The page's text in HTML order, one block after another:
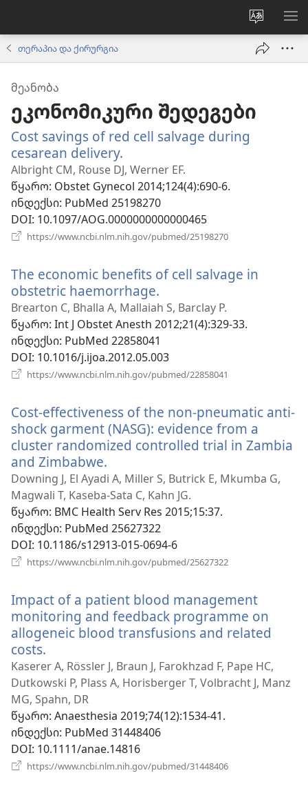
ენის
შეცვლა
თერაპია და ქირურგია
ᲛᲔᲐᲜᲝᲑᲐ
ეკონომიკური შედეგები
Cost savings of red cell salvage during
cesarean delivery.
ახალი
ფანჯარა)
Albright CM, Rouse DJ, Werner EF.
წყარო‎: Obstet Gynecol 2014;124(4):690-6.
ინდექსი‎: PubMed 25198270
DOI‎: 10.1097/AOG.0000000000000465
https://www.ncbi.nlm.nih.gov/pubmed/25198270
The economic benefits of cell salvage in
obstetric haemorrhage.
ახალი
ფანჯარა)
Brearton C, Bhalla A, Mallaiah S, Barclay P.
წყარო‎: Int J Obstet Anesth 2012;21(4):329-33.
ინდექსი‎: PubMed 22858041
DOI‎: 10.1016/j.ijoa.2012.05.003
https://www.ncbi.nlm.nih.gov/pubmed/22858041
Cost-effectiveness of the non-pneumatic anti-
shock garment (NASG): evidence from a
cluster randomized controlled trial in Zambia
and Zimbabwe.
ახალი
ფანჯარა)
Downing J, El Ayadi A, Miller S, Butrick E, Mkumba G,
Magwali T, Kaseba-Sata C, Kahn JG.
წყარო‎: BMC Health Serv Res 2015;15:37.
ინდექსი‎: PubMed 25627322
DOI‎: 10.1186/s12913-015-0694-6
https://www.ncbi.nlm.nih.gov/pubmed/25627322
Impact of a patient blood management
monitoring and feedback programme on
allogeneic blood transfusions and related
costs.
ახალი
ფანჯარა)
Kaserer A, Rössler J, Braun J, Farokhzad F, Pape HC,
Dutkowski P, Plass A, Horisberger T, Volbracht J, Manz
MG, Spahn, DR
წყარო‎: Anaesthesia 2019;74(12):1534-41.
ინდექსი‎: PubMed 31448406
DOI‎: 10.1111/anae.14816
https://www.ncbi.nlm.nih.gov/pubmed/31448406